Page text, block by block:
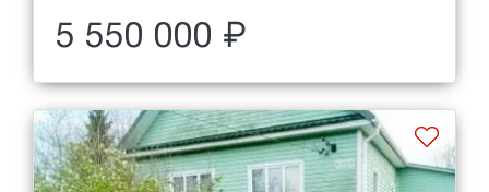
5 550 000 ₽